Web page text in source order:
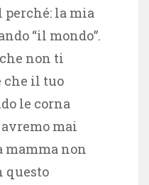
perché: la mia
“il mondo”.
non ti
che il tuo
le corna
mai
mamma non
questo